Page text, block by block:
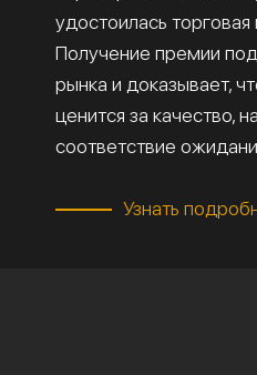
удостоилась торговая
Получение премии
рынка и доказывает,
ценится за качество,
соответствие
Узнать